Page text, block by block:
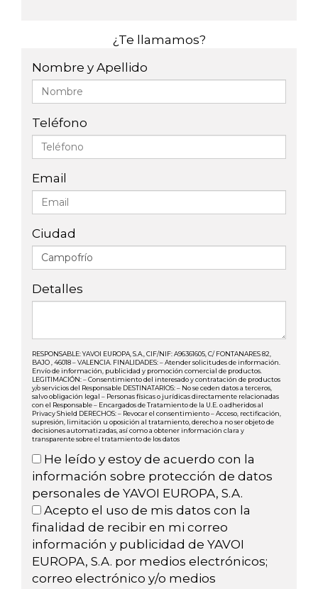
¿Te llamamos?
Nombre y Apellido
Teléfono
Email
Ciudad
Detalles
RESPONSABLE: YAVOI EUROPA, S.A., CIF/NIF: A96361605, C/ FONTANARES 82,
BAJO , 46018 – VALENCIA. FINALIDADES: – Atender solicitudes de información.
Envío de información, publicidad y promoción comercial de productos.
LEGITIMACIÓN: – Consentimiento del interesado y contratación de productos
y/o servicios del Responsable DESTINATARIOS: – No se ceden datos a terceros,
salvo obligación legal – Personas físicas o jurídicas directamente relacionadas
con el Responsable – Encargados de Tratamiento de la U.E. o adheridos al
Privacy Shield DERECHOS: – Revocar el consentimiento – Acceso, rectificación,
supresión, limitación u oposición al tratamiento, derecho a no ser objeto de
decisiones automatizadas, así como a obtener información clara y
transparente sobre el tratamiento de los datos
He leído y estoy de acuerdo con la
información sobre protección de datos
personales de YAVOI EUROPA, S.A.
Acepto el uso de mis datos con la
finalidad de recibir en mi correo
información y publicidad de YAVOI
EUROPA, S.A. por medios electrónicos;
correo electrónico y/o medios